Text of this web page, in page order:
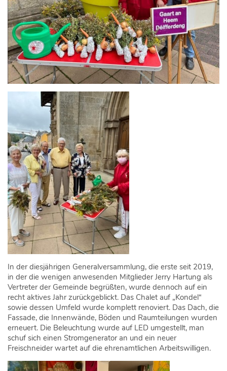
In der diesjährigen Generalversammlung, die erste seit 2019,
in der die wenigen anwesenden Mitglieder Jerry Hartung als
Vertreter der Gemeinde begrüßten, wurde dennoch auf ein
recht aktives Jahr zurückgeblickt. Das Chalet auf „Kondel“
sowie dessen Umfeld wurde komplett renoviert. Das Dach, die
Fassade, die Innenwände, Böden und Raumteilungen wurden
erneuert. Die Beleuchtung wurde auf LED umgestellt, man
schuf sich einen Stromgenerator an und ein neuer
Freischneider wartet auf die ehrenamtlichen Arbeitswilligen.